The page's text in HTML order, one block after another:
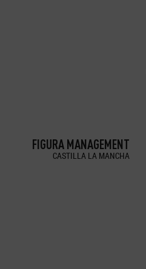
FIGURA MANAGEMENT
CASTILLA LA MANCHA